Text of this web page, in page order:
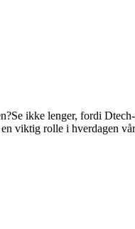
ikke lenger, fordi
viktig rolle i hverdagen